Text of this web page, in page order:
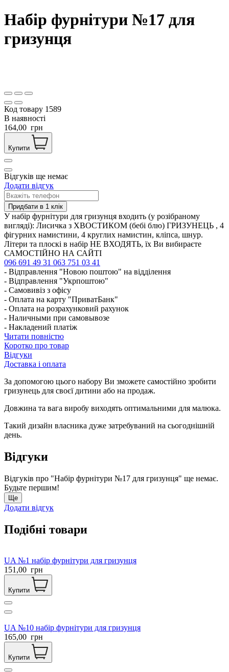
Набір фурнітури №17 для
гризунця
Код товару 1589
В наявності
164,00 грн
Купити
Відгуків ще немає
Додати відгук
У набір фурнітури для гризунця входить (у розібраному
вигляді): Лисичка з ХВОСТИКОМ (бебі блю) ГРИЗУНЕЦЬ , 4
фігурних намистини, 4 круглих намистин, кліпса, шнур.
Літери та плоскі в набір НЕ ВХОДЯТЬ, їх Ви вибираєте
САМОСТІЙНО НА САЙТІ
096 691 49 31 063 751 03 41
- Відправлення "Новою поштою" на відділення
- Відправлення "Укрпоштою"
- Самовивіз з офісу
- Оплата на карту "ПриватБанк"
- Оплата на розрахунковий рахунок
- Наличными при самовывозе
- Накладений платіж
Читати повністю
Коротко про товар
Відгуки
Доставка і оплата
За допомогою цього набору Ви зможете самостійно зробити
гризунець для своєї дитини або на продаж.
Довжина та вага виробу виходять оптимальними для малюка.
Такий дизайн власника дуже затребуваний на сьогоднішній
день.
Відгуки
Відгуків про "Набір фурнітури №17 для гризунця" ще немає.
Будьте першим!
Ще
Додати відгук
Подібні товари
UA №1 набір фурнітури для гризунця
151,00 грн
Купити
UA №10 набір фурнітури для гризунця
165,00 грн
Купити